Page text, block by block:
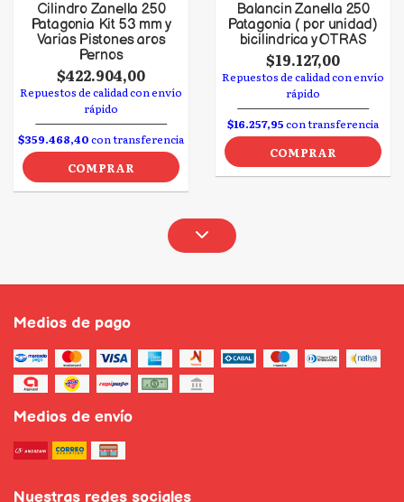
Cilindro Zanella 250
Patagonia Kit 53 mm y
Varias Pistones aros
Pernos
$422.904,00
Repuestos de calidad con envío
rápido
$359.468,40con transferencia
COMPRAR
Balancin Zanella 250
Patagonia ( por unidad)
bicilindrica y OTRAS
$19.127,00
Repuestos de calidad con envío
rápido
$16.257,95con transferencia
COMPRAR
Medios de pago
Medios de envío
Nuestras redes sociales